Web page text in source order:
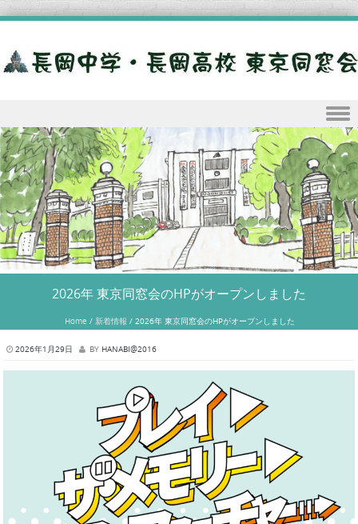
Skip to content
2026年 東京同窓会のHPがオープンしました
Home / 新着情報 / 2026年 東京同窓会のHPがオープンしました
2026年1月29日 BY HANABI@2016